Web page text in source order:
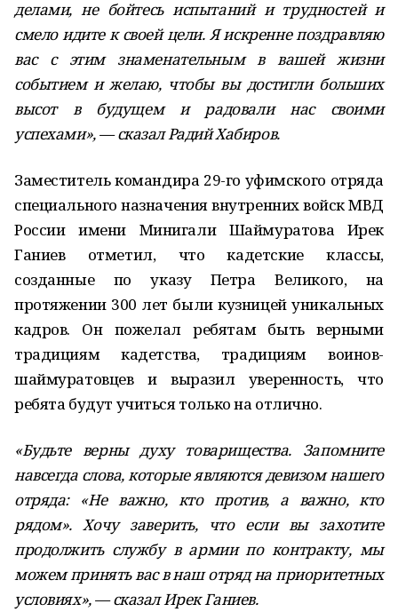
делами, не бойтесь испытаний и трудностей и
смело идите к своей цели. Я искренне поздравляю
вас с этим знаменательным в вашей жизни
событием и желаю, чтобы вы достигли больших
высот в будущем и радовали нас своими
успехами», — сказал Радий Хабиров.
Заместитель командира 29-го уфимского отряда
специального назначения внутренних войск МВД
России имени Минигали Шаймуратова Ирек
Ганиев отметил, что кадетские классы,
созданные по указу Петра Великого, на
протяжении 300 лет были кузницей уникальных
кадров. Он пожелал ребятам быть верными
традициям кадетства, традициям воинов-
шаймуратовцев и выразил уверенность, что
ребята будут учиться только на отлично.
«Будьте верны духу товарищества. Запомните
навсегда слова, которые являются девизом нашего
отряда: «Не важно, кто против, а важно, кто
рядом». Хочу заверить, что если вы захотите
продолжить службу в армии по контракту, мы
можем принять вас в наш отряд на приоритетных
условиях», — сказал Ирек Ганиев.